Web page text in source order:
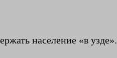
население «в узде».